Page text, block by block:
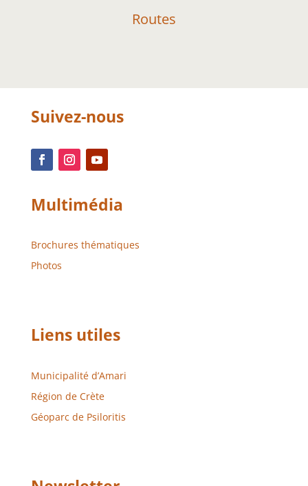
Routes
Suivez-nous
Multimédia
Brochures thématiques
Photos
Liens utiles
Municipalité d’Amari
Région de Crète
Géoparc de Psiloritis